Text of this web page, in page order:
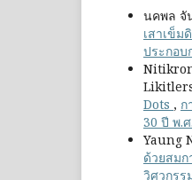
นคพล จั
เสาเข็ม
ประกอบ
Dots , ก
30 ปี พ.
Yaung
ด้วยสม
วิศวกรร